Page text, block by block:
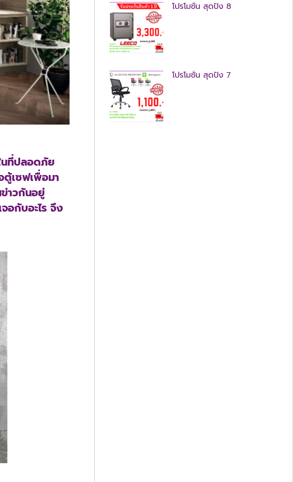
ที่ปลอดภัย
เซฟเพื่อมา
าวกันอยู่
อกับอะไร จึง
โปรโมชั่น สุดปัง 8
โปรโมชั่น สุดปัง 7